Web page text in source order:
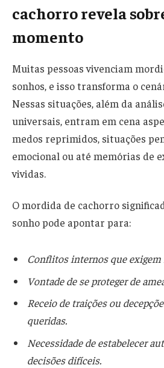
cachorro revela
momento
Muitas pessoas vivenciam
sonhos, e isso transforma o
Nessas situações, além da
universais, entram em cena
medos reprimidos, situações
emocional ou até memórias de
vividas.
O mordida de cachorro
sonho pode apontar para:
Conflitos internos que exigem
Vontade de se proteger de
Receio de traições ou
queridas.
Necessidade de estabelecer
decisões difíceis.